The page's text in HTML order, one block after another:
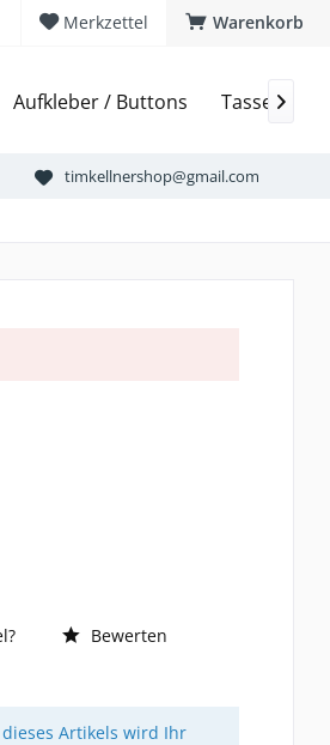
Warenkorb
Merkzettel
Aufkleber / Buttons Tassen &

timkellnershop@gmail.com
Bewerten
Artikels wird Ihr